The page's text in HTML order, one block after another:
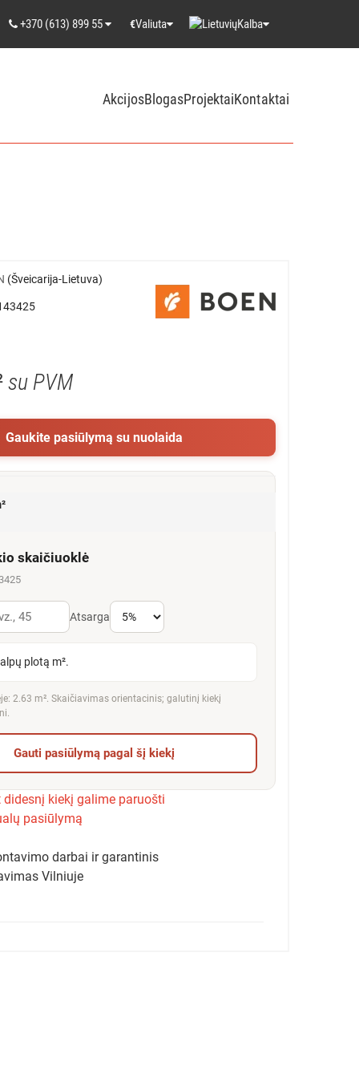
+370 (613) 899 55 €Valiuta Kalba
AkcijosBlogasProjektaiKontaktai
(Šveicarija-Lietuva)
su PVM
Gaukite pasiūlymą su nuolaida
skaičiuoklė
Atsarga
plotą m².
2.63 m². Skaičiavimas orientacinis; galutinį kiekį
Gauti pasiūlymą pagal šį kiekį
didesnį kiekį galime paruošti
pasiūlymą
darbai ir garantinis
Vilniuje